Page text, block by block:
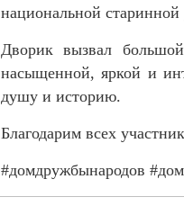
национальной
Дворик вызвал
насыщенной, яркой и
душу и историю.
Благодарим всех
#домдружбынародов